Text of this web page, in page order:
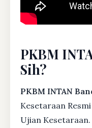
PKBM
Sih?
PKBM INTAN
Kesetaraan
Ujian